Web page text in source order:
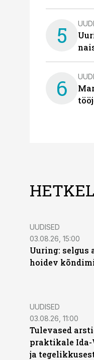
5
6
UUDISED
03.08.26, 15:00
Uuring: selgus
hoidev
UUDISED
03.08.26, 11:00
Tulevased
praktikale
ja